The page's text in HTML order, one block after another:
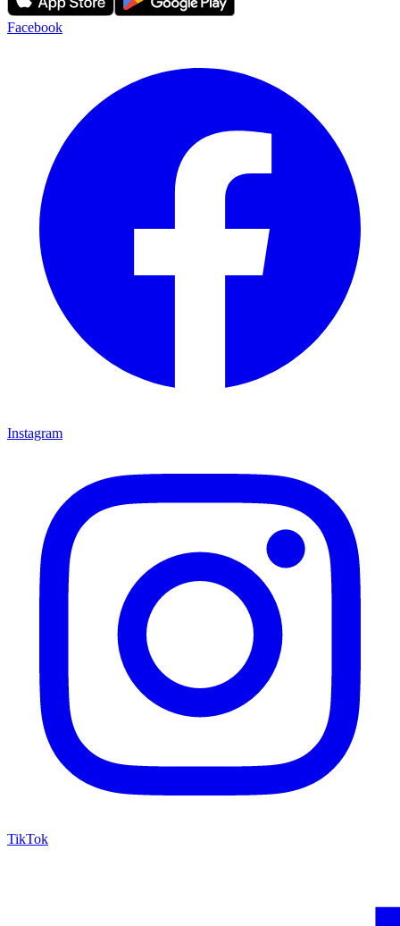
Facebook
Instagram
TikTok